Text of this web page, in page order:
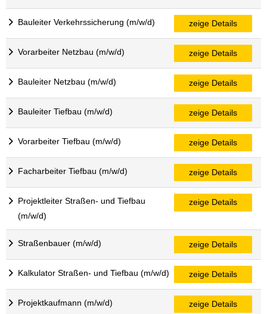
Bauleiter Verkehrssicherung (m/w/d) zeige Details
Vorarbeiter Netzbau (m/w/d) zeige Details
Bauleiter Netzbau (m/w/d) zeige Details
Bauleiter Tiefbau (m/w/d) zeige Details
Vorarbeiter Tiefbau (m/w/d) zeige Details
Facharbeiter Tiefbau (m/w/d) zeige Details
Projektleiter Straßen- und Tiefbau
(m/w/d)
zeige Details
Straßenbauer (m/w/d) zeige Details
Kalkulator Straßen- und Tiefbau (m/w/d) zeige Details
Projektkaufmann (m/w/d) zeige Details